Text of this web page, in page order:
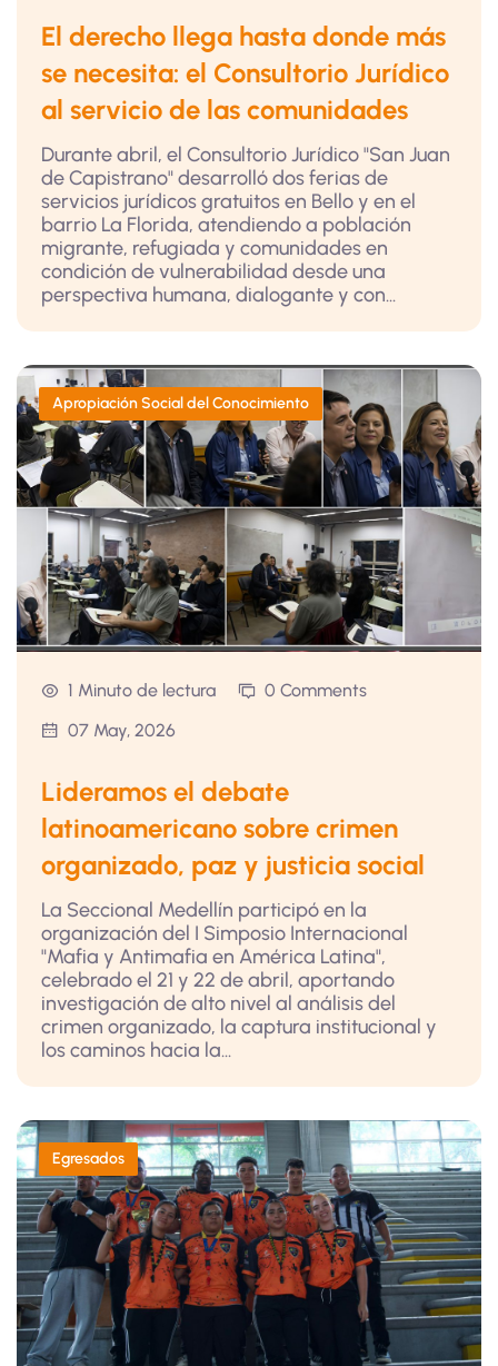
El derecho llega hasta donde más
se necesita: el Consultorio Jurídico
al servicio de las comunidades
Durante abril, el Consultorio Jurídico "San Juan
de Capistrano" desarrolló dos ferias de
servicios jurídicos gratuitos en Bello y en el
barrio La Florida, atendiendo a población
migrante, refugiada y comunidades en
condición de vulnerabilidad desde una
perspectiva humana, dialogante y con...
Apropiación Social del Conocimiento
1 Minuto de lectura
0 Comments
07 May, 2026
Lideramos el debate
latinoamericano sobre crimen
organizado, paz y justicia social
La Seccional Medellín participó en la
organización del I Simposio Internacional
"Mafia y Antimafia en América Latina",
celebrado el 21 y 22 de abril, aportando
investigación de alto nivel al análisis del
crimen organizado, la captura institucional y
los caminos hacia la...
Egresados